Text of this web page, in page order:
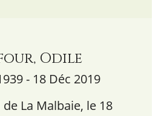
Odile
- 18 Déc 2019
de La Malbaie, le 18